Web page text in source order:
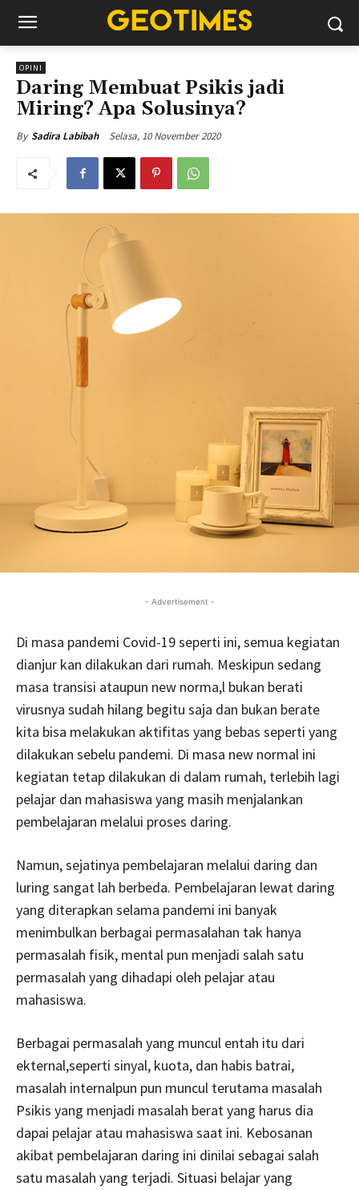
OPINI
Daring Membuat Psikis jadi
Miring? Apa Solusinya?
By Sadira Labibah Selasa, 10 November 2020
- Advertisement -
Di masa pandemi Covid-19 seperti ini, semua kegiatan
dianjur kan dilakukan dari rumah. Meskipun sedang
masa transisi ataupun new norma,l bukan berati
virusnya sudah hilang begitu saja dan bukan berate
kita bisa melakukan aktifitas yang bebas seperti yang
dilakukan sebelu pandemi. Di masa new normal ini
kegiatan tetap dilakukan di dalam rumah, terlebih lagi
pelajar dan mahasiswa yang masih menjalankan
pembelajaran melalui proses daring.
Namun, sejatinya pembelajaran melalui daring dan
luring sangat lah berbeda. Pembelajaran lewat daring
yang diterapkan selama pandemi ini banyak
menimbulkan berbagai permasalahan tak hanya
permasalah fisik, mental pun menjadi salah satu
permasalah yang dihadapi oleh pelajar atau
mahasiswa.
Berbagai permasalah yang muncul entah itu dari
ekternal,seperti sinyal, kuota, dan habis batrai,
masalah internalpun pun muncul terutama masalah
Psikis yang menjadi masalah berat yang harus dia
dapai pelajar atau mahasiswa saat ini. Kebosanan
akibat pembelajaran daring ini dinilai sebagai salah
satu masalah yang terjadi. Situasi belajar yang